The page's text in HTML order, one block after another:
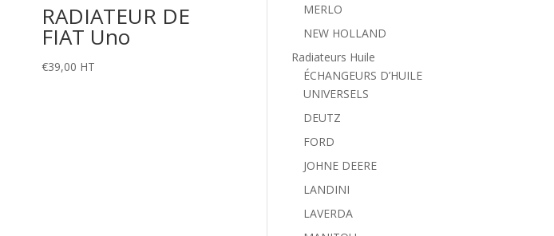
RADIATEUR DE
FIAT Uno
€39,00 HT
MERLO
NEW HOLLAND
Radiateurs Huile
ÉCHANGEURS D’HUILE
UNIVERSELS
DEUTZ
FORD
JOHNE DEERE
LANDINI
LAVERDA